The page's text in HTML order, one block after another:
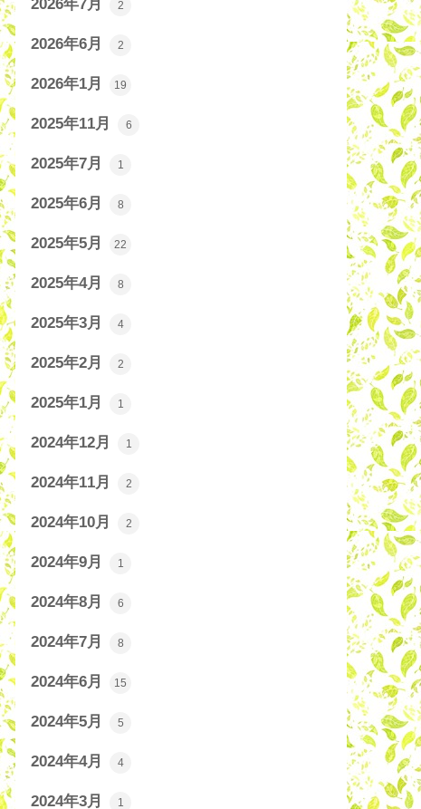
2026年7月 2
2026年6月 2
2026年1月 19
2025年11月 6
2025年7月 1
2025年6月 8
2025年5月 22
2025年4月 8
2025年3月 4
2025年2月 2
2025年1月 1
2024年12月 1
2024年11月 2
2024年10月 2
2024年9月 1
2024年8月 6
2024年7月 8
2024年6月 15
2024年5月 5
2024年4月 4
2024年3月 1